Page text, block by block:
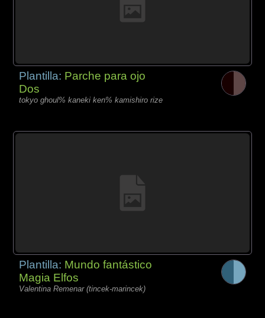
Plantilla: Parche para ojo
Dos
tokyo ghoul% kaneki ken% kamishiro rize
Plantilla: Mundo fantástico
Magia Elfos
Valentina Remenar (tincek-marincek)